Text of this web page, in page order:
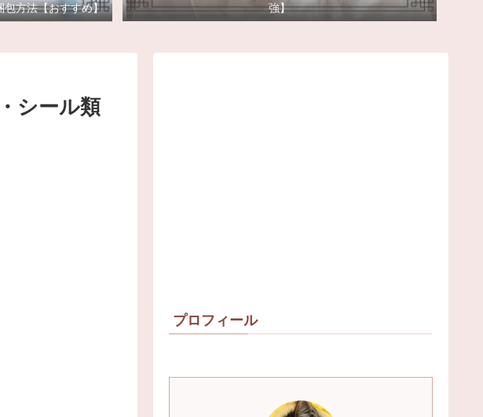
包方法【おすすめ】
強】
シール類
プロフィール